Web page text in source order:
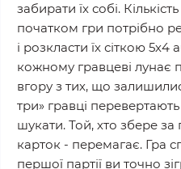
забирати їх собі.
початком гри потрібно
і розкласти їх сіткою 5х4
кожному гравцеві лунає
вгору з тих, що
три» гравці
шукати. Той, хто збере за
карток - перемагає. Гра
першої партії ви точно